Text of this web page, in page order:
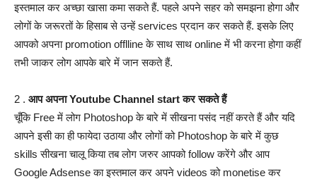
इस्तमाल कर अच्छा खासा कमा सकते हैं. पहले अपने सहर को समझना होगा और
लोगों के जरूरतों के हिसाब से उन्हें services प्रदान कर सकते हैं. इसके लिए
आपको अपना promotion offlline के साथ साथ online में भी करना होगा कहीं
तभी जाकर लोग आपके बारे में जान सकते हैं.
2 . आप अपना Youtube Channel start कर सकते हैं
चूँकि Free में लोग Photoshop के बारे में सीखना पसंद नहीं करते हैं और यदि
आपने इसी का ही फायेदा उठाया और लोगों को Photoshop के बारे में कुछ
skills सीखना चालू किया तब लोग जरुर आपको follow करेंगे और आप
Google Adsense का इस्तमाल कर अपने videos को monetise कर